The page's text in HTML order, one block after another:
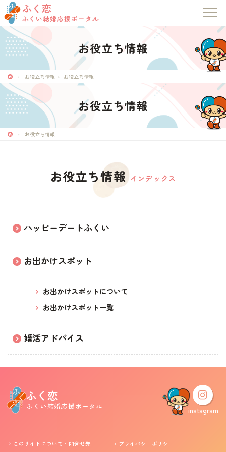
ふく恋
ふくい結婚応援ポータル
ふく恋
ふくい結婚応援ポータル
トップページ
お知らせ
イベント・セミナー
その他
お役立ち情報
お役立ち情報 お役立ち情報
お役立ち情報
お役立ち情報
お役立ち情報 インデックス
ハッピーデートふくい
お出かけスポット
お出かけスポットについて
お出かけスポット一覧
婚活アドバイス
ふく恋
ふくい結婚応援ポータル instagram
このサイトについて・問合せ先 プライバシーポリシー